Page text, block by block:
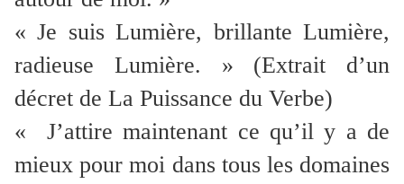
« Je suis Lumière, brillante Lumière,
radieuse Lumière. » (Extrait d’un
décret de La Puissance du Verbe)
« J’attire maintenant ce qu’il y a de
mieux pour moi dans tous les domaines